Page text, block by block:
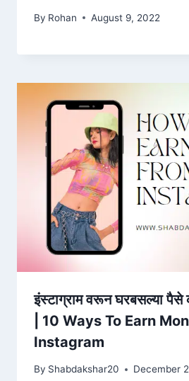
By Rohan August 9, 2022
इंस्टाग्राम वरून घरबसल्या पैसे
| 10 Ways To Earn
Instagram
By Shabdakshar20 December